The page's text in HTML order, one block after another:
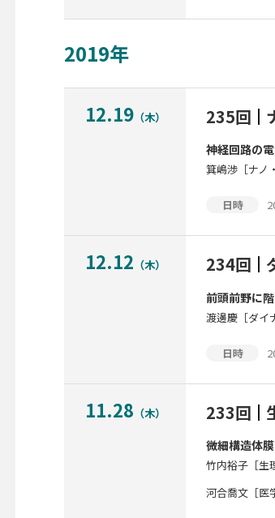
2019年
12.19（木） 235回
神経回路の
箕嶋渉［ナノ
日時
12.12 （木） 234回
前頭前野に
渡邊慶［ダイ
日時
11.28 （木） 233回
微細構造体
竹内裕子［生
河合喬文［医